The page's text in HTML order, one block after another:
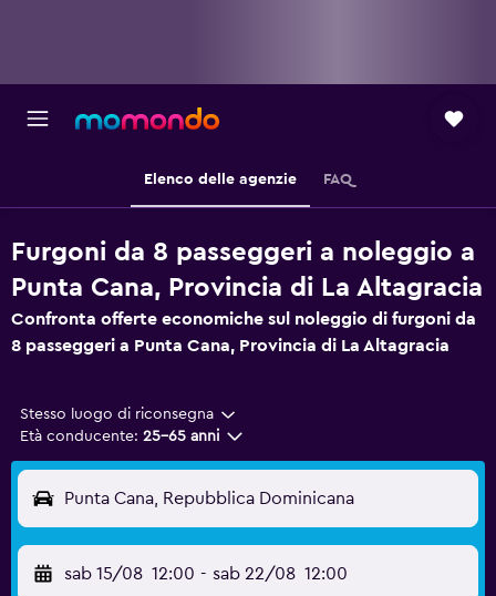
Elenco delle agenzie FAQ
Furgoni da 8 passeggeri a noleggio a
Punta Cana, Provincia di La Altagracia
Confronta offerte economiche sul noleggio di furgoni da
8 passeggeri a Punta Cana, Provincia di La Altagracia
Stesso luogo di riconsegna
Età conducente: 25-65 anni
Punta Cana, Repubblica Dominicana
sab 15/08 12:00 - sab 22/08 12:00